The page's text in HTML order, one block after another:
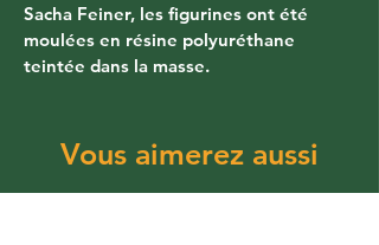
Sacha Feiner, les figurines ont été
moulées en résine polyuréthane
teintée dans la masse.
Vous aimerez aussi